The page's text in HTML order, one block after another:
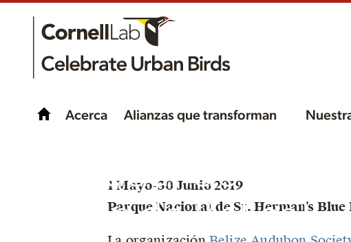
Acerca Alianzas que transforman
¡Ayudando a las
aves de Belice!
1 Mayo-30 Junio 2019
Parque Nacional de St. Herman’s